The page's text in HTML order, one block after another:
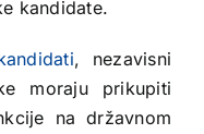
kandidate.
, nezavisni
moraju prikupiti
na državnom